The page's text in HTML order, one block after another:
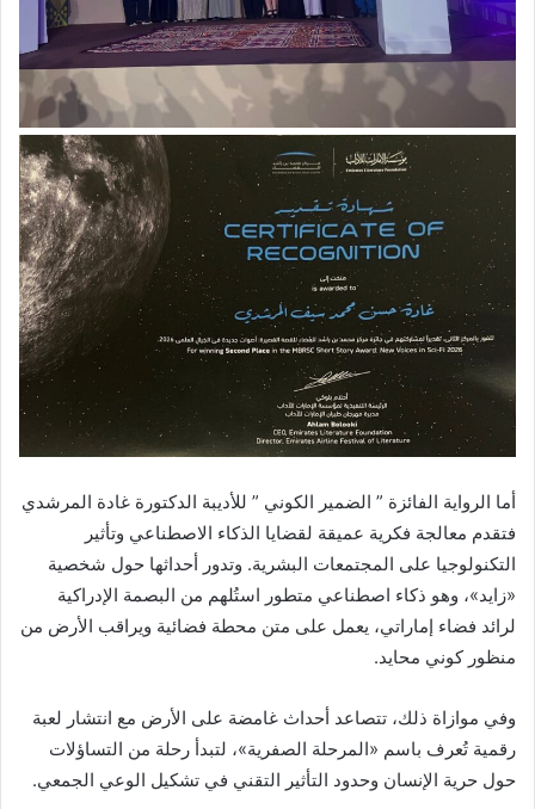
أما الرواية الفائزة ” الضمير الكوني ” للأديبة الدكتورة غادة المرشدي
فتقدم معالجة فكرية عميقة لقضايا الذكاء الاصطناعي وتأثير
التكنولوجيا على المجتمعات البشرية. وتدور أحداثها حول شخصية
«زايد»، وهو ذكاء اصطناعي متطور استُلهم من البصمة الإدراكية
لرائد فضاء إماراتي، يعمل على متن محطة فضائية ويراقب الأرض من
منظور كوني محايد.
وفي موازاة ذلك، تتصاعد أحداث غامضة على الأرض مع انتشار لعبة
رقمية تُعرف باسم «المرحلة الصفرية»، لتبدأ رحلة من التساؤلات
حول حرية الإنسان وحدود التأثير التقني في تشكيل الوعي الجمعي.